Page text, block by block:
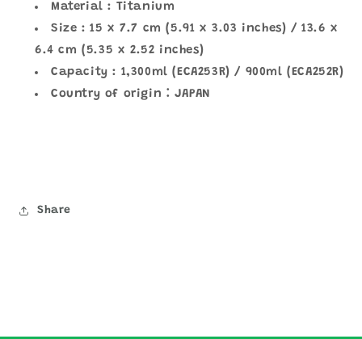
Material : Titanium
Size : 15 x 7.7 cm (5.91 x 3.03 inches) / 13.6 x
6.4 cm (5.35 x 2.52 inches)
Capacity : 1,300ml (ECA253R) / 900ml (ECA252R)
Country of origin：JAPAN
Share